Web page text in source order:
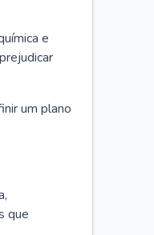
e
um plano
que